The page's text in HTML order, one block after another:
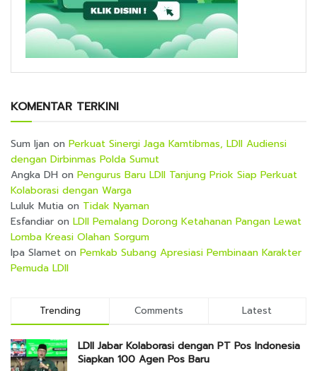
KOMENTAR TERKINI
Sum Ijan on Perkuat Sinergi Jaga Kamtibmas, LDII Audiensi
dengan Dirbinmas Polda Sumut
Angka DH on Pengurus Baru LDII Tanjung Priok Siap Perkuat
Kolaborasi dengan Warga
Luluk Mutia on Tidak Nyaman
Esfandiar on LDII Pemalang Dorong Ketahanan Pangan Lewat
Lomba Kreasi Olahan Sorgum
Ipa Slamet on Pemkab Subang Apresiasi Pembinaan Karakter
Pemuda LDII
Trending Comments Latest
LDII Jabar Kolaborasi dengan PT Pos Indonesia
Siapkan 100 Agen Pos Baru